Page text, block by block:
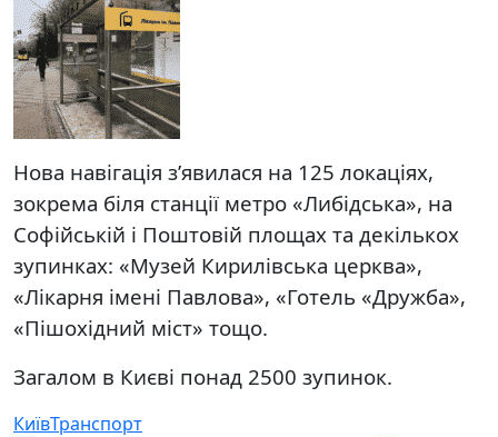
Нова навігація з’явилася на 125 локаціях,
зокрема біля станції метро «Либідська», на
Софійській і Поштовій площах та декількох
зупинках: «Музей Кирилівська церква»,
«Лікарня імені Павлова», «Готель «Дружба»,
«Пішохідний міст» тощо.
Загалом в Києві понад 2500 зупинок.
КиївТранспорт